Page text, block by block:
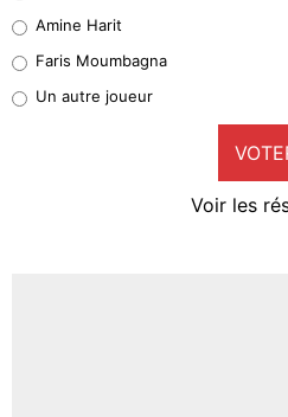
1%
9%
Amine Harit
Faris Moumbagna
Un autre joueur
Voir les